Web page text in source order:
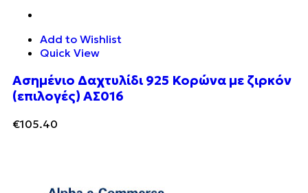
Add to Wishlist
Quick View
Ασημένιο Δαχτυλίδι 925 Κορώνα με ζιρκόν
(επιλογές) ΑΣ016
€105.40